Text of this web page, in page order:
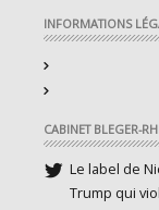
INFORMATIONS
CABINET BLEGER-
Le label de
Trump qui